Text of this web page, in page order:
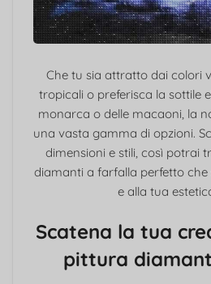
Che tu sia attratto dai colori
tropicali o preferisca la sottile
monarca o delle macaoni, la
una vasta gamma di opzioni.
dimensioni e stili, così potrai
diamanti a farfalla perfetto
e alla tua
Scatena la tua
pittura